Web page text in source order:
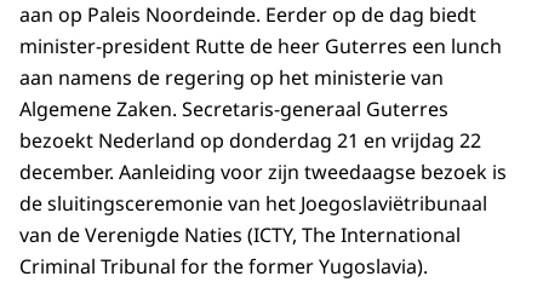
aan op Paleis Noordeinde. Eerder op de dag biedt
minister-president Rutte de heer Guterres een lunch
aan namens de regering op het ministerie van
Algemene Zaken. Secretaris-generaal Guterres
bezoekt Nederland op donderdag 21 en vrijdag 22
december. Aanleiding voor zijn tweedaagse bezoek is
de sluitingsceremonie van het Joegoslaviëtribunaal
van de Verenigde Naties (ICTY, The International
Criminal Tribunal for the former Yugoslavia).